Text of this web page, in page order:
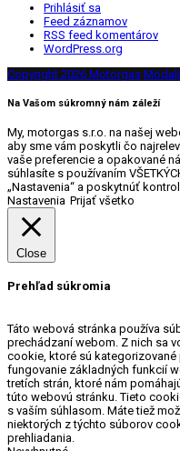
Prihlásiť sa
Feed záznamov
RSS feed komentárov
WordPress.org
Copyright 2026 Motorgas
Na Vašom súkromný nám záleží
My, motorgas s.r.o. na našej
aby sme vám poskytli čo
vaše preferencie a opakované
súhlasíte s používaním
„Nastavenia“ a poskytnúť
Nastavenia Prijať všetko
Close
Prehľad súkromia
Táto webová stránka používa
prechádzaní webom. Z nich sa
cookie, ktoré sú
fungovanie základných funkcií
tretích strán, ktoré nám
túto webovú stránku. Tieto
s vaším súhlasom. Máte tiež
niektorých z týchto súborov
prehliadania.